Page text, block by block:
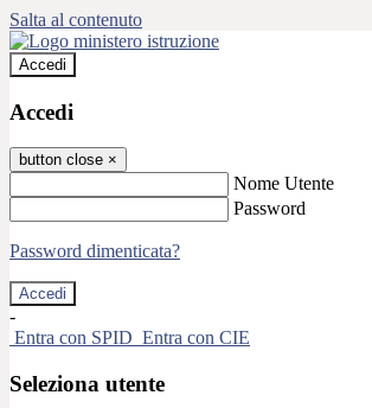
Salta al contenuto
Accedi
Accedi
button close ×
Nome Utente
Password
Password dimenticata?
-
Entra con SPID Entra con CIE
Seleziona utente